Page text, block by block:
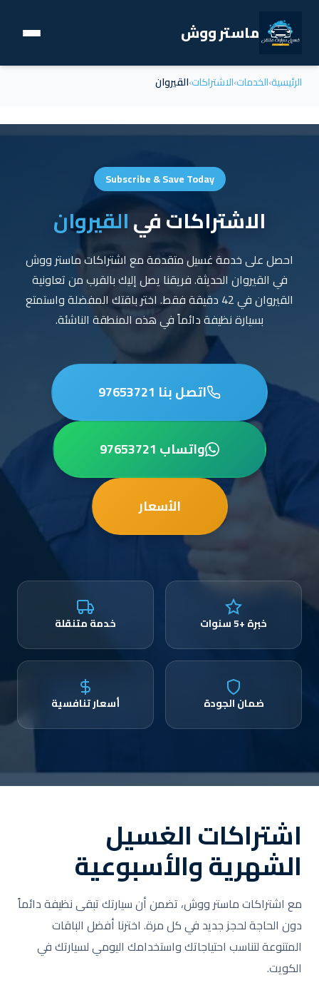
ماستر ووش
الرئيسية›الخدمات›الاشتراكات›القيروان
Subscribe & Save Today
الاشتراكات فيالقيروان
احصل على خدمة غسيل متقدمة مع اشتراكات ماستر ووش
في القيروان الحديثة. فريقنا يصل إليك بالقرب من تعاونية
القيروان في 42 دقيقة فقط. اختر باقتك المفضلة واستمتع
بسيارة نظيفة دائماً في هذه المنطقة الناشئة.
اتصل بنا 97653721
واتساب 97653721
الأسعار
خبرة +5 سنوات خدمة متنقلة
ضمان الجودة أسعار تنافسية
اشتراكات الغسيل
الشهرية والأسبوعية
مع اشتراكات ماستر ووش، تضمن أن سيارتك تبقى نظيفة دائماً
دون الحاجة لحجز جديد في كل مرة. اخترنا أفضل الباقات
المتنوعة لتناسب احتياجاتك واستخدامك اليومي لسيارتك في
الكويت.